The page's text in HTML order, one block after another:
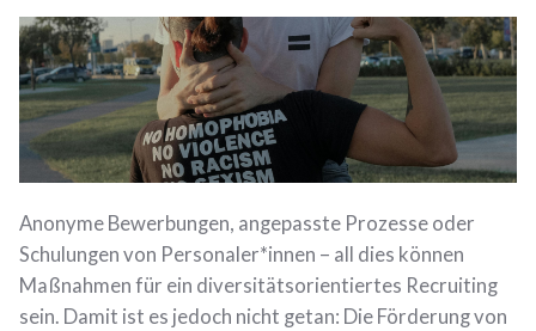
Anonyme Bewerbungen, angepasste Prozesse oder
Schulungen von Personaler*innen – all dies können
Maßnahmen für ein diversitätsorientiertes Recruiting
sein. Damit ist es jedoch nicht getan: Die Förderung von